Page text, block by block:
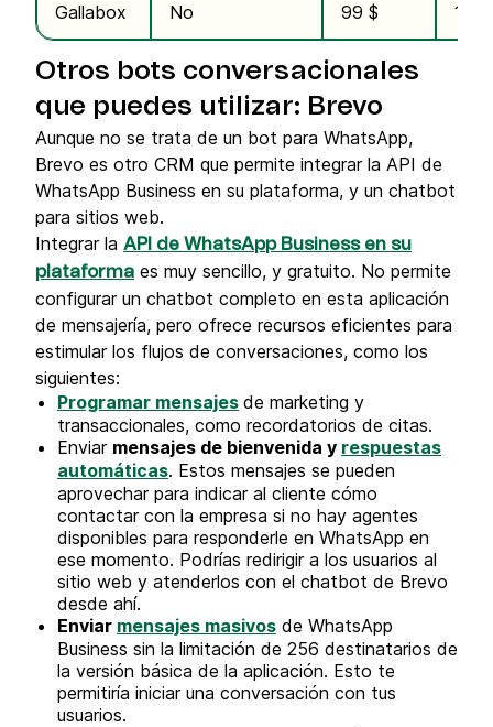
Gallabox No 99 $ 149
Otros bots conversacionales
que puedes utilizar: Brevo
Aunque no se trata de un bot para WhatsApp,
Brevo es otro CRM que permite integrar la API de
WhatsApp Business en su plataforma, y un chatbot
para sitios web.
Integrar la API de WhatsApp Business en su
plataforma es muy sencillo, y gratuito. No permite
configurar un chatbot completo en esta aplicación
de mensajería, pero ofrece recursos eficientes para
estimular los flujos de conversaciones, como los
siguientes:
Programar mensajes de marketing y
transaccionales, como recordatorios de citas.
Enviar mensajes de bienvenida y respuestas
automáticas. Estos mensajes se pueden
aprovechar para indicar al cliente cómo
contactar con la empresa si no hay agentes
disponibles para responderle en WhatsApp en
ese momento. Podrías redirigir a los usuarios al
sitio web y atenderlos con el chatbot de Brevo
desde ahí.
Enviar mensajes masivos de WhatsApp
Business sin la limitación de 256 destinatarios de
la versión básica de la aplicación. Esto te
permitiría iniciar una conversación con tus
usuarios.